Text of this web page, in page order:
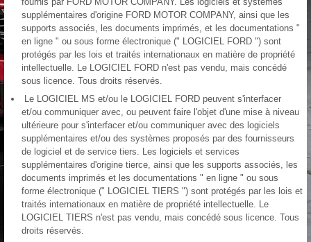
supplémentaires d'origine FORD MOTOR COMPANY, ainsi que les
supports associés, les documents imprimés, et les documentations "
en ligne " ou sous forme électronique (" LOGICIEL FORD ") sont
protégés par les lois et traités internationaux en matière de propriété
intellectuelle. Le LOGICIEL FORD n'est pas vendu, mais concédé
sous licence. Tous droits réservés.
Le LOGICIEL MS et/ou le LOGICIEL FORD peuvent s'interfacer
et/ou communiquer avec, ou peuvent faire l'objet d'une mise à niveau
ultérieure pour s'interfacer et/ou communiquer avec des logiciels
supplémentaires et/ou des systèmes proposés par des fournisseurs
de logiciel et de service tiers. Les logiciels et services
supplémentaires d'origine tierce, ainsi que les supports associés, les
documents imprimés et les documentations " en ligne " ou sous
forme électronique (" LOGICIEL TIERS ") sont protégés par les lois et
traités internationaux en matière de propriété intellectuelle. Le
LOGICIEL TIERS n'est pas vendu, mais concédé sous licence. Tous
droits réservés.